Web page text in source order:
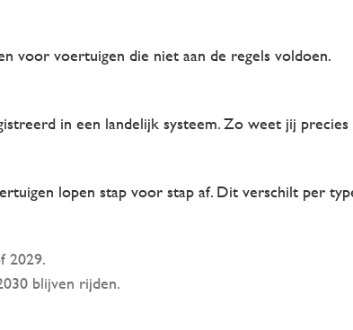
voor voertuigen die niet aan de regels voldoen.
in een landelijk systeem. Zo weet jij
lopen stap voor stap af. Dit verschilt per
2029.
blijven rijden.